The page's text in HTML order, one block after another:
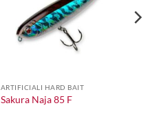
ARTIFICIALI HARD BAIT
Sakura Naja 85 F